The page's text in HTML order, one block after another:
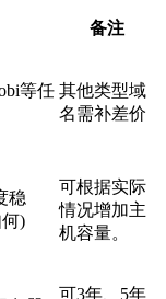
备注
等任 其他类型域
名需补差价
稳
)
可根据实际
情况增加主
机容量。
可3年、5年